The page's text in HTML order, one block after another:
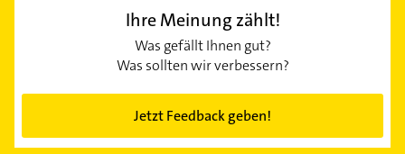
Ihre Meinung zählt!
Was gefällt Ihnen gut?
Was sollten wir verbessern?
Jetzt Feedback geben!